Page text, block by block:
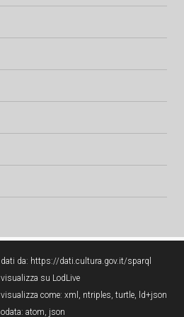
dati da: https://dati.cultura.gov.it/sparql
visualizza su LodLive
visualizza come: xml , ntriples, turtle, ld+json
odata: atom, json